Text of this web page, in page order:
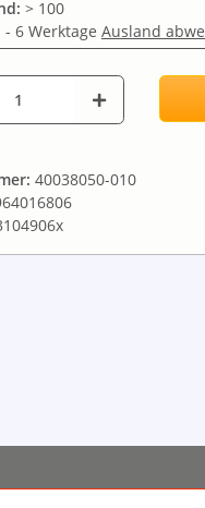
> 100
- 6 Werktage Ausland
40038050-010